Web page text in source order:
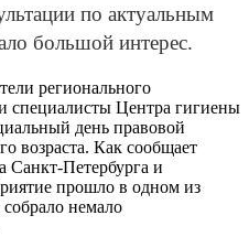
по актуальным
большой интерес.
регионального
специалисты Центра гигиены
день правовой
возраста. Как сообщает
Санкт-Петербурга и
прошло в одном из
немало